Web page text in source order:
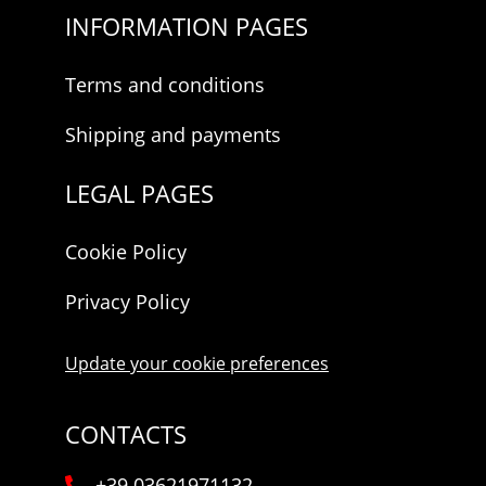
INFORMATION PAGES
Terms and conditions
Shipping and payments
LEGAL PAGES
Cookie Policy
Privacy Policy
Update your cookie preferences
CONTACTS